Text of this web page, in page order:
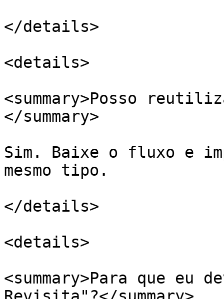
</details>
<details>
<summary>Posso
</summary>
Sim. Baixe o fluxo e
mesmo tipo.
</details>
<details>
<summary>Para que eu